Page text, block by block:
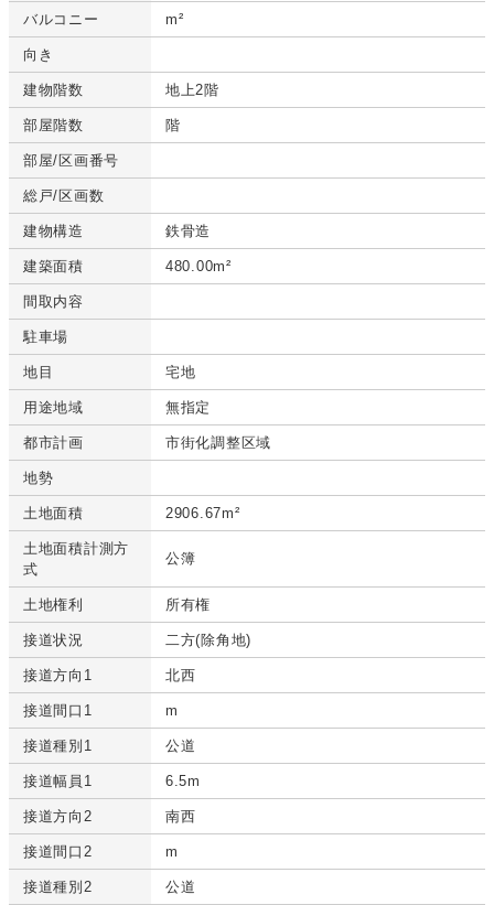
バルコニー m²
向き
建物階数 地上2階
部屋階数 階
部屋/区画番号
総戸/区画数
建物構造 鉄骨造
建築面積 480.00m²
間取内容
駐車場
地目 宅地
用途地域 無指定
都市計画 市街化調整区域
地勢
土地面積 2906.67m²
土地面積計測方
式
公簿
土地権利 所有権
接道状況 二方(除角地)
接道方向1 北西
接道間口1 m
接道種別1 公道
接道幅員1 6.5m
接道方向2 南西
接道間口2 m
接道種別2 公道